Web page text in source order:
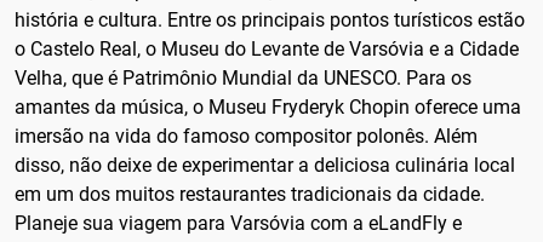
história e cultura. Entre os principais pontos turísticos estão
o Castelo Real, o Museu do Levante de Varsóvia e a Cidade
Velha, que é Patrimônio Mundial da UNESCO. Para os
amantes da música, o Museu Fryderyk Chopin oferece uma
imersão na vida do famoso compositor polonês. Além
disso, não deixe de experimentar a deliciosa culinária local
em um dos muitos restaurantes tradicionais da cidade.
Planeje sua viagem para Varsóvia com a eLandFly e